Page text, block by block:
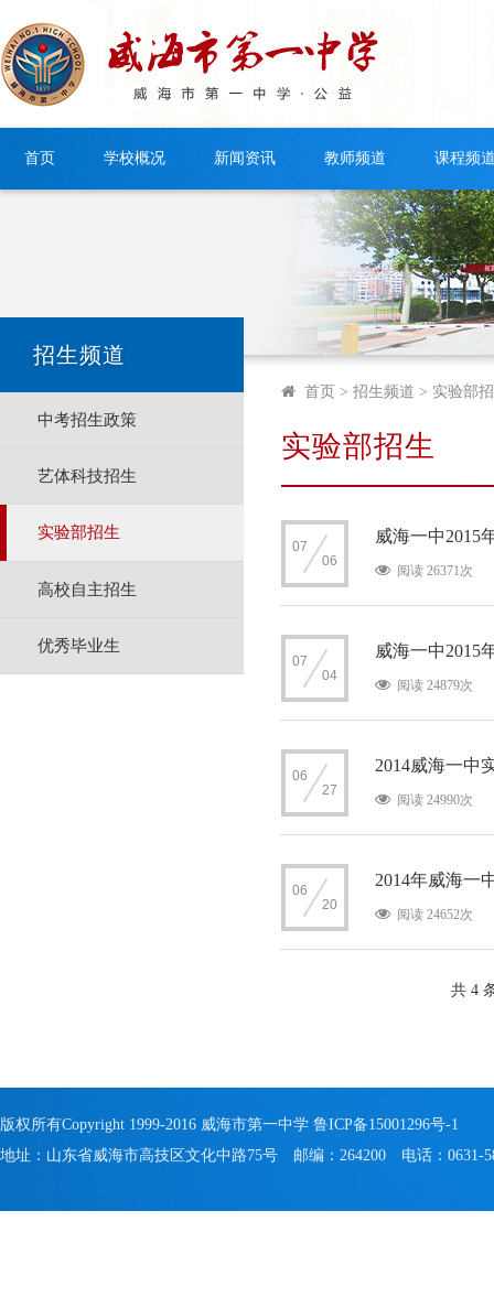
首页 学校概况 新闻资讯 教师频道 课程频
招生频道
中考招生政策
艺体科技招生
实验部招生
高校自主招生
优秀毕业生
首页 > 招生频道 > 实验部
实验部招生
07
06
威海一中2015
阅读 26371次
07
04
威海一中2015
阅读 24879次
06
27
2014威海一中
阅读 24990次
06
20
2014年威海一
阅读 24652次
共 4
版权所有Copyright 1999-2016 威海市第一中学 鲁ICP备15001296号-1
地址：山东省威海市高技区文化中路75号 邮编：264200 电话：0631-